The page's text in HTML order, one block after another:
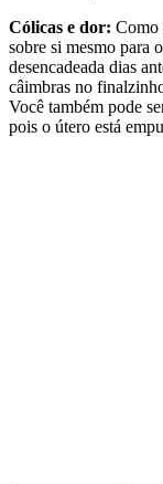
Cólicas e dor: Como
sobre si mesmo para
desencadeada dias
câimbras no
Você também pode
pois o útero está